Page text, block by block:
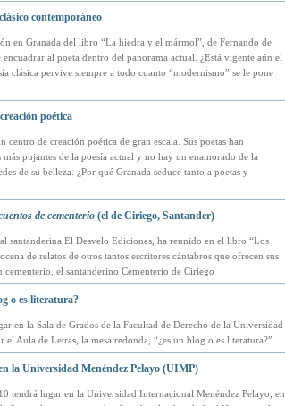
contemporáneo
en Granada del libro “La hiedra y el mármol”, de Fernando de
al poeta dentro del panorama actual. ¿Está vigente aún el
clásica pervive siempre a todo cuanto “modernismo” se le pone
poética
centro de creación poética de gran escala. Sus poetas han
pujantes de la poesía actual y no hay un enamorado de la
de su belleza. ¿Por qué Granada seduce tanto a poetas y
de cementerio(el de Ciriego, Santander)
santanderina El Desvelo Ediciones, ha reunido en el libro “Los
de relatos de otros tantos escritores cántabros que ofrecen sus
cementerio, el santanderino Cementerio de Ciriego
o es literatura?
en la Sala de Grados de la Facultad de Derecho de la Universidad
el Aula de Letras, la mesa redonda, “¿es un blog o es literatura?”
la Universidad Menéndez Pelayo (UIMP)
tendrá lugar en la Universidad Internacional Menéndez Pelayo, en